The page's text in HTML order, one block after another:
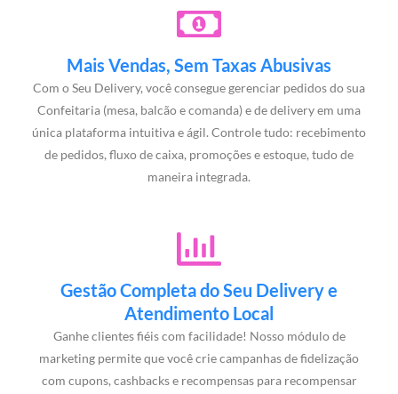
Mais Vendas, Sem Taxas Abusivas
Com o Seu Delivery, você consegue gerenciar pedidos do sua
Confeitaria (mesa, balcão e comanda) e de delivery em uma
única plataforma intuitiva e ágil. Controle tudo: recebimento
de pedidos, fluxo de caixa, promoções e estoque, tudo de
maneira integrada.
Gestão Completa do Seu Delivery e
Atendimento Local
Ganhe clientes fiéis com facilidade! Nosso módulo de
marketing permite que você crie campanhas de fidelização
com cupons, cashbacks e recompensas para recompensar